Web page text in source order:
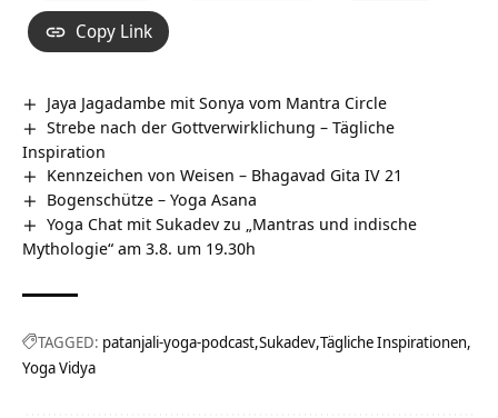
Copy Link
Jaya Jagadambe mit Sonya vom Mantra Circle
Strebe nach der Gottverwirklichung – Tägliche
Inspiration
Kennzeichen von Weisen – Bhagavad Gita IV 21
Bogenschütze – Yoga Asana
Yoga Chat mit Sukadev zu „Mantras und indische
Mythologie“ am 3.8. um 19.30h
TAGGED: patanjali-yoga-podcast Sukadev Tägliche Inspirationen
Yoga Vidya